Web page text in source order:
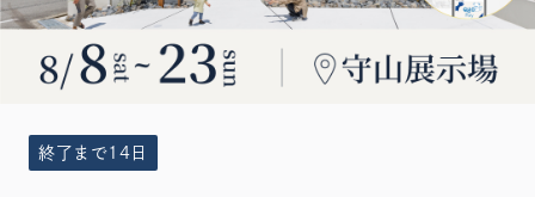
終了まで14日